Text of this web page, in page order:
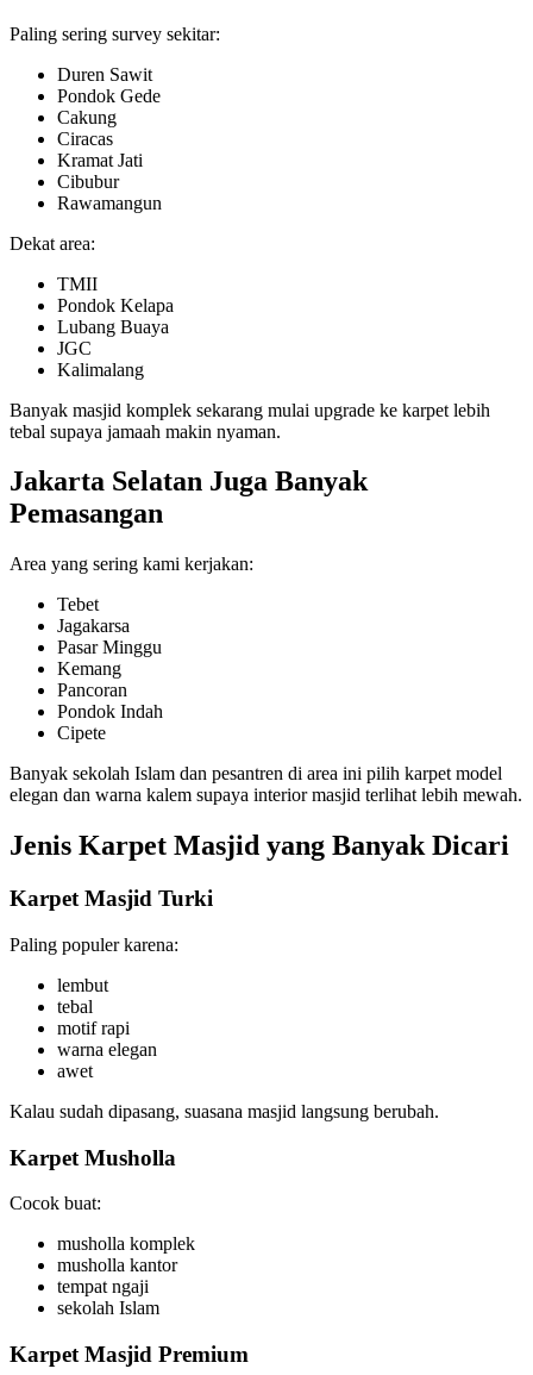
Paling sering survey sekitar:
Duren Sawit
Pondok Gede
Cakung
Ciracas
Kramat Jati
Cibubur
Rawamangun
Dekat area:
TMII
Pondok Kelapa
Lubang Buaya
JGC
Kalimalang
Banyak masjid komplek sekarang mulai upgrade ke karpet lebih
tebal supaya jamaah makin nyaman.
Jakarta Selatan Juga Banyak
Pemasangan
Area yang sering kami kerjakan:
Tebet
Jagakarsa
Pasar Minggu
Kemang
Pancoran
Pondok Indah
Cipete
Banyak sekolah Islam dan pesantren di area ini pilih karpet model
elegan dan warna kalem supaya interior masjid terlihat lebih mewah.
Jenis Karpet Masjid yang Banyak Dicari
Karpet Masjid Turki
Paling populer karena:
lembut
tebal
motif rapi
warna elegan
awet
Kalau sudah dipasang, suasana masjid langsung berubah.
Karpet Musholla
Cocok buat:
musholla komplek
musholla kantor
tempat ngaji
sekolah Islam
Karpet Masjid Premium